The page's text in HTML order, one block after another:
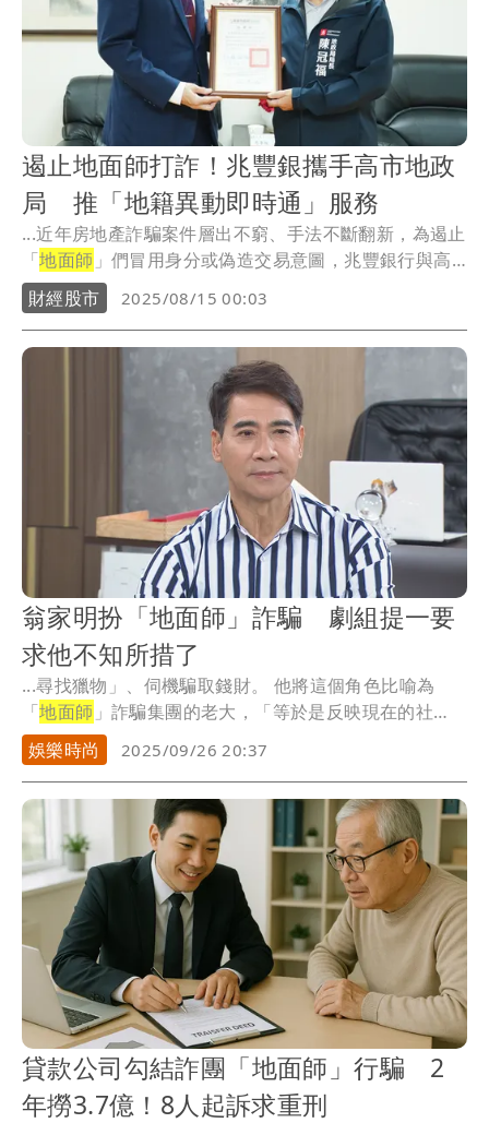
遏止地面師打詐！兆豐銀攜手高市地政
局 推「地籍異動即時通」服務
...近年房地產詐騙案件層出不窮、手法不斷翻新，為遏止
「地面師 」們冒用身分或偽造交易意圖，兆豐銀行與高
雄市...
財經股市 2025/08/15 00:03
翁家明扮「地面師」詐騙 劇組提一要
求他不知所措了
...尋找獵物」、伺機騙取錢財。 他將這個角色比喻為
「地面師 」詐騙集團的老大，「等於是反映現在的社
會。那...
娛樂時尚 2025/09/26 20:37
貸款公司勾結詐團「地面師」行騙 2
年撈3.7億！8人起訴求重刑